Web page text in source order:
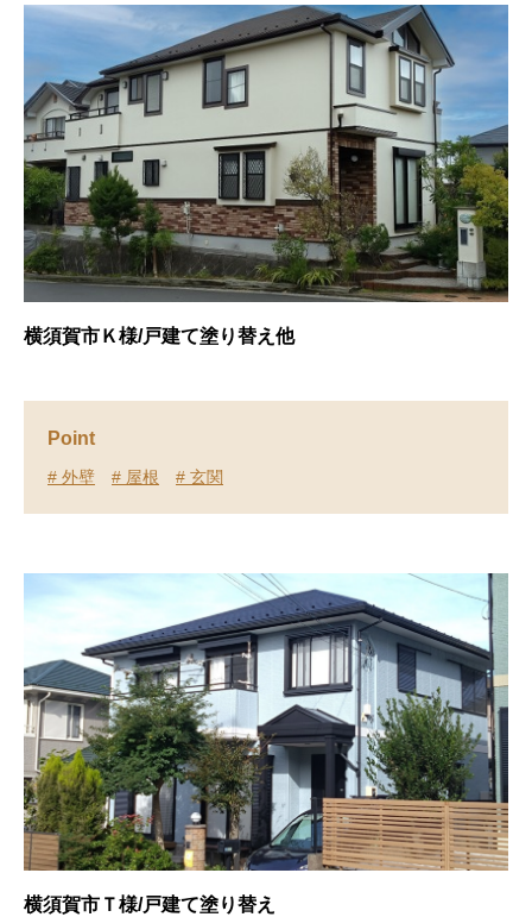
横須賀市Ｋ様/戸建て塗り替え他
Point
# 外壁 # 屋根 # 玄関
横須賀市Ｔ様/戸建て塗り替え